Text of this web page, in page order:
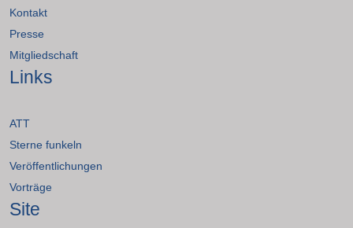
Kontakt
Presse
Mitgliedschaft
Links
ATT
Sterne funkeln
Veröffentlichungen
Vorträge
Site